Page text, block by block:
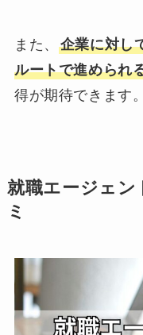
また、 企業に対し
ルートで進められ
得が期待できます。
就職エージェン
ミ